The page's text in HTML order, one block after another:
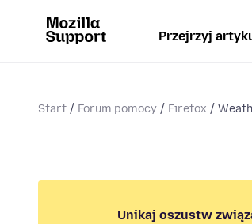
Przejrzyj
Start Forum pomocy Firefox
Unikaj oszustw